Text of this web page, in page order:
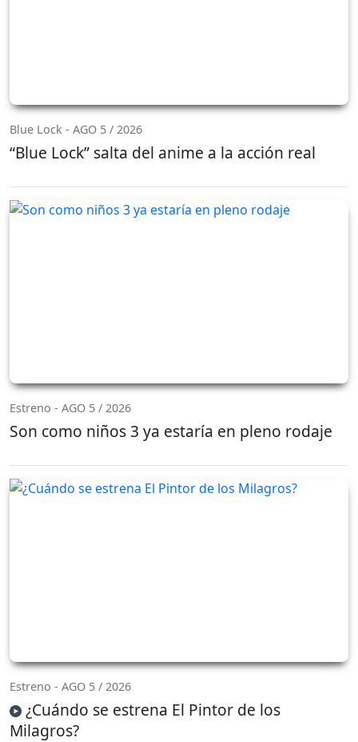
Blue Lock - AGO 5 / 2026
“Blue Lock” salta del anime a la acción real
Estreno - AGO 5 / 2026
Son como niños 3 ya estaría en pleno rodaje
Estreno - AGO 5 / 2026
¿Cuándo se estrena El Pintor de los
Milagros?